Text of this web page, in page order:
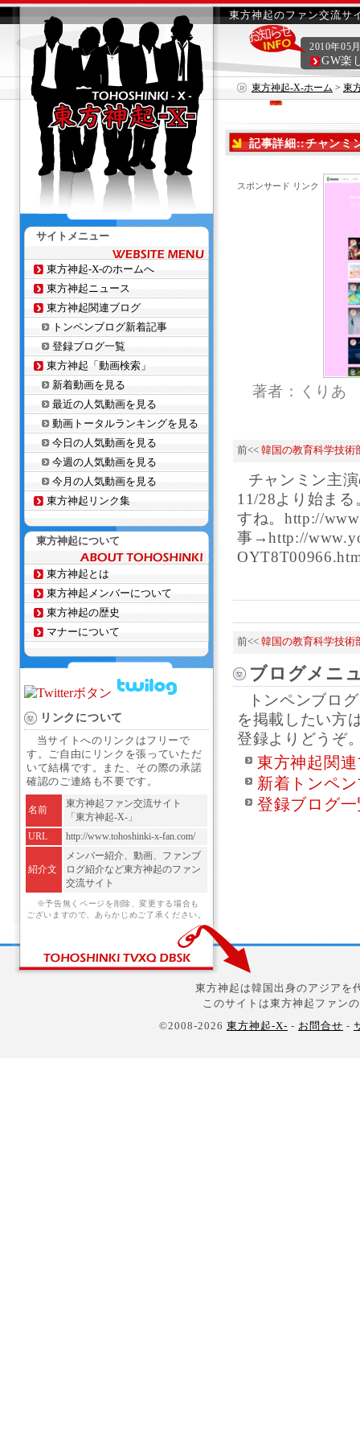
東方神起のファン交流サ
東方神起-X-ホーム > 東
送される
2010年05
GW楽
記事詳細::チャンミ
スポンサード リンク
著者：くりあ
前<< 韓国の教育科学技術
チャンミン主
11/28より始ま
すね。http://
事→http://
前<< 韓国の教育科学技術
ブログメニ
トンペンブロ
を掲載したい方
登録よりどうぞ
東方神起関
新着トンペ
登録ブログ
サイトメニュー
東方神起-X-のホームへ
東方神起ニュース
東方神起関連ブログ
トンペンブログ新着記事
登録ブログ一覧
東方神起「動画検索」
新着動画を見る
最近の人気動画を見る
動画トータルランキングを見る
今日の人気動画を見る
今週の人気動画を見る
今月の人気動画を見る
東方神起リンク集
東方神起について
東方神起とは
東方神起メンバーについて
東方神起の歴史
マナーについて
リンクについて
当サイトへのリンクはフリーで
す。ご自由にリンクを張っていただ
いて結構です。また、その際の承諾
確認のご連絡も不要です。
名前
東方神起ファン交流サイト
「東方神起-X-」
URL
http://www.tohoshinki-x-fan.com/
紹介文
メンバー紹介、動画、ファンブ
ログ紹介など東方神起のファン
交流サイト
※予告無くページを削除、変更する場合も
ございますので、あらかじめご了承ください。
東方神起は韓国出身のアジアを
このサイトは東方神起ファン
©2008-2026 東方神起-X- - お問合せ -